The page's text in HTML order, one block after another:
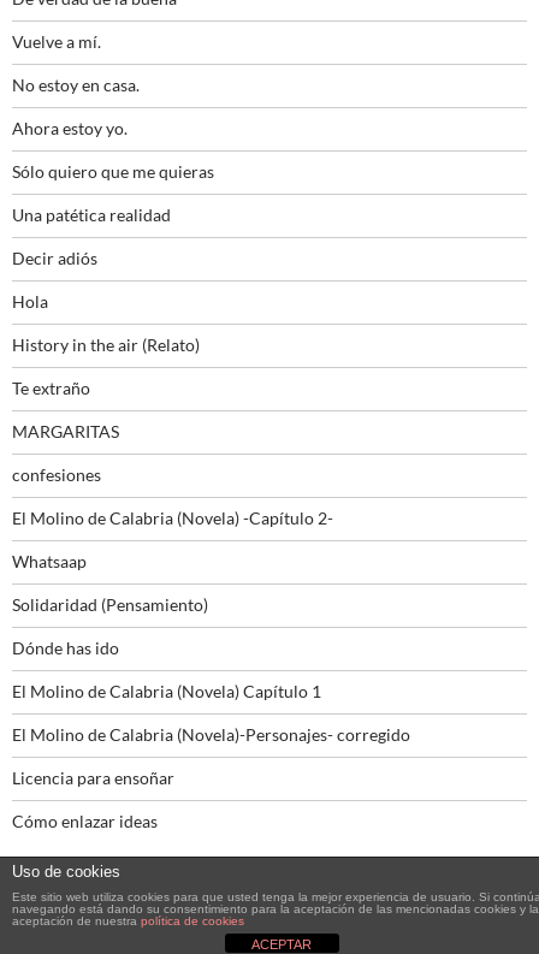
Vuelve a mí.
No estoy en casa.
Ahora estoy yo.
Sólo quiero que me quieras
Una patética realidad
Decir adiós
Hola
History in the air (Relato)
Te extraño
MARGARITAS
confesiones
El Molino de Calabria (Novela) -Capítulo 2-
Whatsaap
Solidaridad (Pensamiento)
Dónde has ido
El Molino de Calabria (Novela) Capítulo 1
El Molino de Calabria (Novela)-Personajes- corregido
Licencia para ensoñar
Cómo enlazar ideas
Funciona gracias a WordPress
Uso de cookies
Este sitio web utiliza cookies para que usted tenga la mejor experiencia de usuario. Si
navegando está dando su consentimiento para la aceptación de las mencionadas cookies y la
aceptación de nuestra política de cookies
ACEPTAR